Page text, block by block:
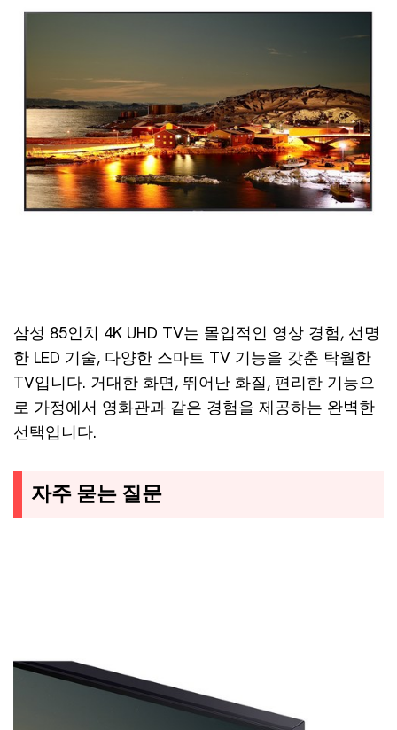
삼성 85인치 4K UHD TV는 몰입적인 영상 경험, 선명
한 LED 기술, 다양한 스마트 TV 기능을 갖춘 탁월한
TV입니다. 거대한 화면, 뛰어난 화질, 편리한 기능으
로 가정에서 영화관과 같은 경험을 제공하는 완벽한
선택입니다.
자주 묻는 질문